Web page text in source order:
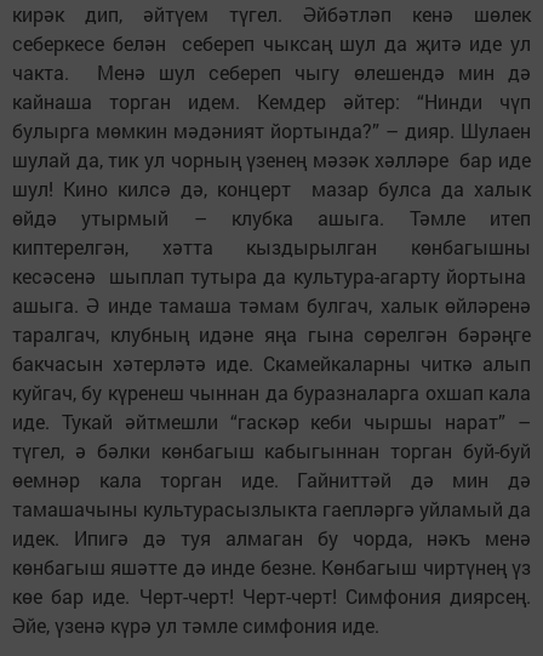
кирәк дип, әйтүем түгел. Әйбәтләп кенә шөлек
себеркесе белән себереп чыксаң шул да җитә иде ул
чакта. Менә шул себереп чыгу өлешендә мин дә
кайнаша торган идем. Кемдер әйтер: “Нинди чүп
булырга мөмкин мәдәният йортында?” – дияр. Шулаен
шулай да, тик ул чорның үзенең мәзәк хәлләре бар иде
шул! Кино килсә дә, концерт мазар булса да халык
өйдә утырмый – клубка ашыга. Тәмле итеп
киптерелгән, хәтта кыздырылган көнбагышны
кесәсенә шыплап тутыра да культура-агарту йортына
ашыга. Ә инде тамаша тәмам булгач, халык өйләренә
таралгач, клубның идәне яңа гына сөрелгән бәрәңге
бакчасын хәтерләтә иде. Скамейкаларны читкә алып
куйгач, бу күренеш чыннан да буразналарга охшап кала
иде. Тукай әйтмешли “гаскәр кеби чыршы нарат” –
түгел, ә бәлки көнбагыш кабыгыннан торган буй-буй
өемнәр кала торган иде. Гайниттәй дә мин дә
тамашачыны культурасызлыкта гаепләргә уйламый да
идек. Ипигә дә туя алмаган бу чорда, нәкъ менә
көнбагыш яшәтте дә инде безне. Көнбагыш чиртүнең үз
көе бар иде. Черт-черт! Черт-черт! Симфония диярсең.
Әйе, үзенә күрә ул тәмле симфония иде.